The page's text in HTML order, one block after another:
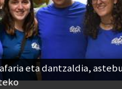
eta dantzaldia,